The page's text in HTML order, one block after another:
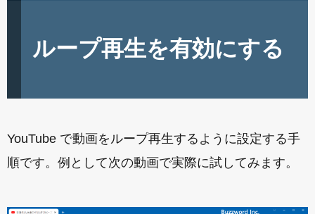
ループ再生を有効にする
YouTube で動画をループ再生するように設定する手
順です。例として次の動画で実際に試してみます。